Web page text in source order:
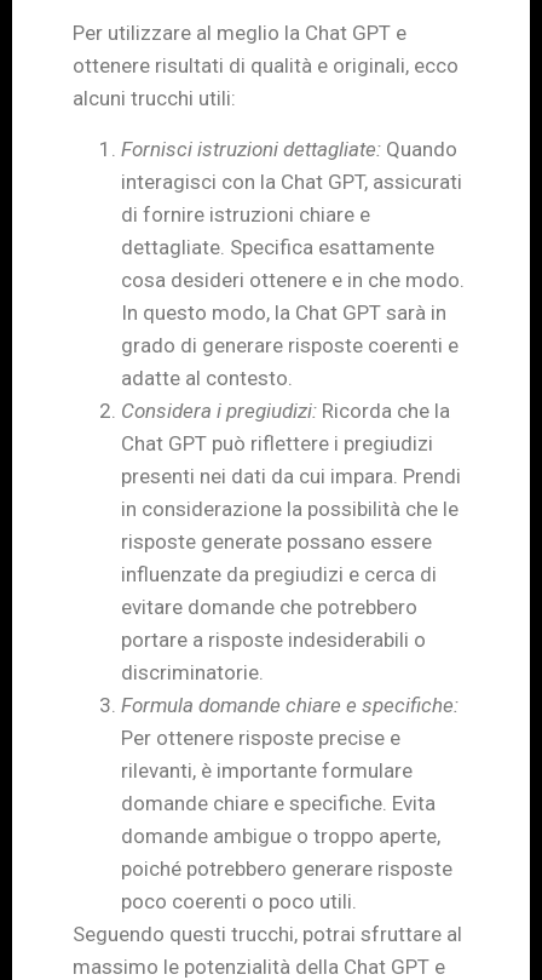
Per utilizzare al meglio la Chat GPT e
ottenere risultati di qualità e originali, ecco
alcuni trucchi utili:
Fornisci istruzioni dettagliate: Quando
interagisci con la Chat GPT, assicurati
di fornire istruzioni chiare e
dettagliate. Specifica esattamente
cosa desideri ottenere e in che modo.
In questo modo, la Chat GPT sarà in
grado di generare risposte coerenti e
adatte al contesto.
Considera i pregiudizi: Ricorda che la
Chat GPT può riflettere i pregiudizi
presenti nei dati da cui impara. Prendi
in considerazione la possibilità che le
risposte generate possano essere
influenzate da pregiudizi e cerca di
evitare domande che potrebbero
portare a risposte indesiderabili o
discriminatorie.
Formula domande chiare e specifiche:
Per ottenere risposte precise e
rilevanti, è importante formulare
domande chiare e specifiche. Evita
domande ambigue o troppo aperte,
poiché potrebbero generare risposte
poco coerenti o poco utili.
Seguendo questi trucchi, potrai sfruttare al
massimo le potenzialità della Chat GPT e